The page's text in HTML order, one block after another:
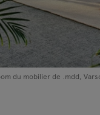
de .mdd, Varsovie